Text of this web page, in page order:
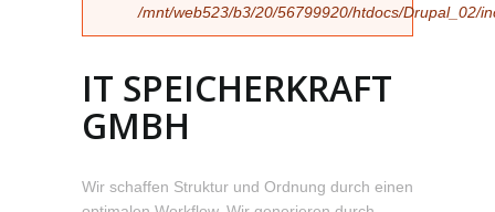
/mnt/web523/b3/20/56799920/htdocs/Drupal_02/
IT SPEICHERKRAFT
GMBH
Wir schaffen Struktur und Ordnung durch einen